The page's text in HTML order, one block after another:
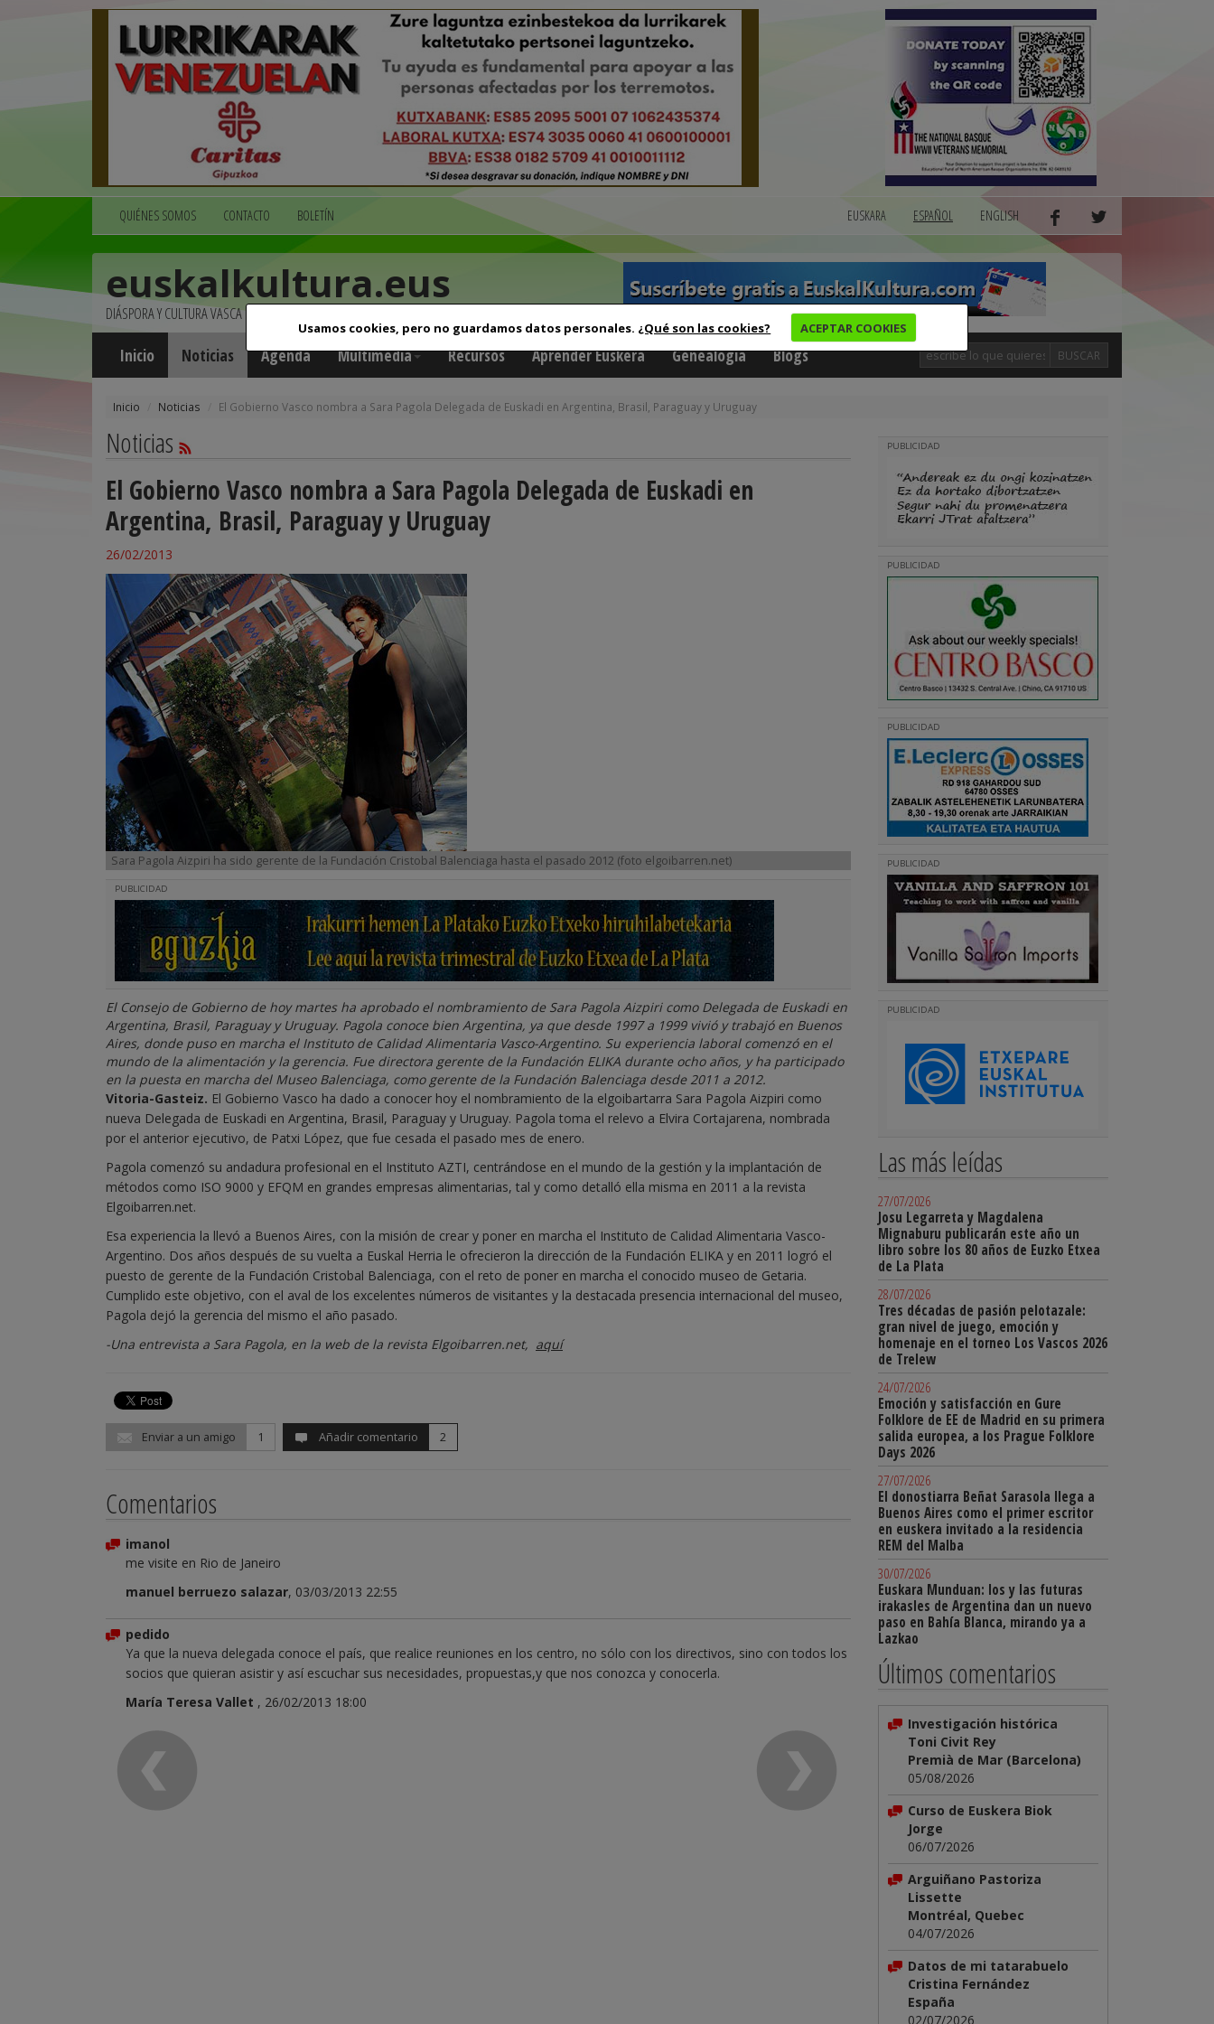
Usamos cookies, pero no guardamos datos personales. ¿Qué son las cookies? ACEPTAR COOKIES
QUIÉNES SOMOS CONTACTO BOLETÍN EUSKARA ESPAÑOL ENGLISH
euskalkultura.eus
DIÁSPORA Y CULTURA VASCA
Inicio Noticias Agenda Multimedia Recursos Aprender Euskera Genealogía Blogs BUSCAR
Inicio Noticias El Gobierno Vasco nombra a Sara Pagola Delegada de Euskadi en Argentina, Brasil, Paraguay y Uruguay
Noticias
El Gobierno Vasco nombra a Sara Pagola Delegada de Euskadi en
Argentina, Brasil, Paraguay y Uruguay
26/02/2013
Sara Pagola Aizpiri ha sido gerente de la Fundación Cristobal Balenciaga hasta el pasado 2012 (foto elgoibarren.net)
PUBLICIDAD
El Consejo de Gobierno de hoy martes ha aprobado el nombramiento de Sara Pagola Aizpiri como Delegada de Euskadi en
Argentina, Brasil, Paraguay y Uruguay. Pagola conoce bien Argentina, ya que desde 1997 a 1999 vivió y trabajó en Buenos
Aires, donde puso en marcha el Instituto de Calidad Alimentaria Vasco-Argentino. Su experiencia laboral comenzó en el
mundo de la alimentación y la gerencia. Fue directora gerente de la Fundación ELIKA durante ocho años, y ha participado
en la puesta en marcha del Museo Balenciaga, como gerente de la Fundación Balenciaga desde 2011 a 2012.
Vitoria-Gasteiz. El Gobierno Vasco ha dado a conocer hoy el nombramiento de la elgoibartarra Sara Pagola Aizpiri como
nueva Delegada de Euskadi en Argentina, Brasil, Paraguay y Uruguay. Pagola toma el relevo a Elvira Cortajarena, nombrada
por el anterior ejecutivo, de Patxi López, que fue cesada el pasado mes de enero.
Pagola comenzó su andadura profesional en el Instituto AZTI, centrándose en el mundo de la gestión y la implantación de
métodos como ISO 9000 y EFQM en grandes empresas alimentarias, tal y como detalló ella misma en 2011 a la revista
Elgoibarren.net.
Esa experiencia la llevó a Buenos Aires, con la misión de crear y poner en marcha el Instituto de Calidad Alimentaria Vasco-
Argentino. Dos años después de su vuelta a Euskal Herria le ofrecieron la dirección de la Fundación ELIKA y en 2011 logró el
puesto de gerente de la Fundación Cristobal Balenciaga, con el reto de poner en marcha el conocido museo de Getaria.
Cumplido este objetivo, con el aval de los excelentes números de visitantes y la destacada presencia internacional del museo,
Pagola dejó la gerencia del mismo el año pasado.
-Una entrevista a Sara Pagola, en la web de la revista Elgoibarren.net, aquí
Enviar a un amigo 1 Añadir comentario 2
Comentarios
imanol
me visite en Rio de Janeiro
manuel berruezo salazar, 03/03/2013 22:55
pedido
Ya que la nueva delegada conoce el país, que realice reuniones en los centro, no sólo con los directivos, sino con todos los
socios que quieran asistir y así escuchar sus necesidades, propuestas,y que nos conozca y conocerla.
María Teresa Vallet , 26/02/2013 18:00
PUBLICIDAD
PUBLICIDAD
PUBLICIDAD
PUBLICIDAD
PUBLICIDAD
Las más leídas
27/07/2026
Josu Legarreta y Magdalena
Mignaburu publicarán este año un
libro sobre los 80 años de Euzko Etxea
de La Plata
28/07/2026
Tres décadas de pasión pelotazale:
gran nivel de juego, emoción y
homenaje en el torneo Los Vascos 2026
de Trelew
24/07/2026
Emoción y satisfacción en Gure
Folklore de EE de Madrid en su primera
salida europea, a los Prague Folklore
Days 2026
27/07/2026
El donostiarra Beñat Sarasola llega a
Buenos Aires como el primer escritor
en euskera invitado a la residencia
REM del Malba
30/07/2026
Euskara Munduan: los y las futuras
irakasles de Argentina dan un nuevo
paso en Bahía Blanca, mirando ya a
Lazkao
Últimos comentarios
Investigación histórica
Toni Civit Rey
Premià de Mar (Barcelona)
05/08/2026
Curso de Euskera Biok
Jorge
06/07/2026
Arguiñano Pastoriza
Lissette
Montréal, Quebec
04/07/2026
Datos de mi tatarabuelo
Cristina Fernández
España
02/07/2026